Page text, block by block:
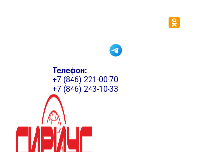
Телефон:
+7 (846) 221-00-70
+7 (846) 243-10-33